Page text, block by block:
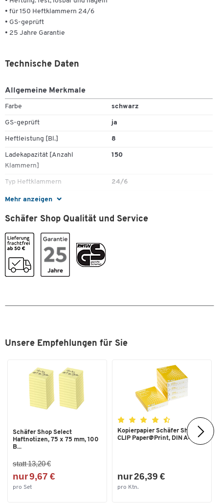
• für 150 Heftklammern 24/6
• GS-geprüft
• 25 Jahre Garantie
Mehr anzeigen
Technische Daten
Allgemeine Merkmale
Farbe schwarz
GS-geprüft ja
Heftleistung [Bl.] 8
Ladekapazität [Anzahl
Klammern]
150
Typ Heftklammern 24/6
Maße
Einlegetiefe bis [mm] 105
Schäfer Shop Qualität und Service
Unsere Empfehlungen für Sie
Schäfer Shop Select
Haftnotizen, 75 x 75 mm, 100
B...
statt 13,20 €
nur 9,67 €
pro Set
Kopierpapier Schäfer Shop
CLIP Paper@Print, DIN A4...
nur 26,39 €
pro Ktn.
Zum Zoomen doppeltippen